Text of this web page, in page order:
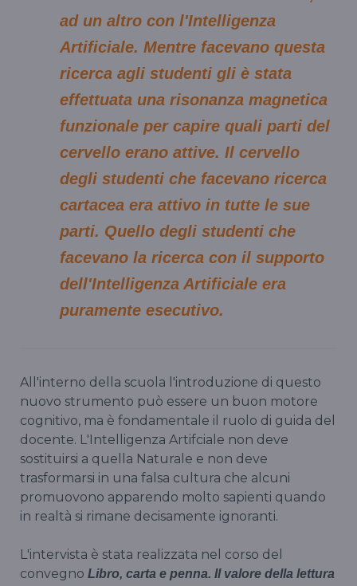
ad un altro con l'Intelligenza
Artificiale. Mentre facevano questa
ricerca agli studenti gli è stata
effettuata una risonanza magnetica
funzionale per capire quali parti del
cervello erano attive. Il cervello
degli studenti che facevano ricerca
cartacea era attivo in tutte le sue
parti. Quello degli studenti che
facevano la ricerca con il supporto
dell'Intelligenza Artificiale era
puramente esecutivo.
All'interno della scuola l'introduzione di questo
nuovo strumento può essere un buon motore
cognitivo, ma è fondamentale il ruolo di guida del
docente. L'Intelligenza Artifciale non deve
sostituirsi a quella Naturale e non deve
trasformarsi in una falsa cultura che alcuni
promuovono apparendo molto sapienti quando
in realtà si rimane decisamente ignoranti.
L'intervista è stata realizzata nel corso del
convegno Libro, carta e penna. Il valore della lettura